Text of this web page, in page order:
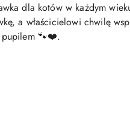
dla kotów w każdym
a właścicielowi chwilę
pupilem 🐾❤️.